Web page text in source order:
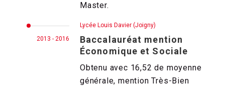
Master.
2013 - 2016
Lycée Louis Davier (Joigny)
Baccalauréat mention
Économique et Sociale
Obtenu avec 16,52 de moyenne
générale, mention Très-Bien